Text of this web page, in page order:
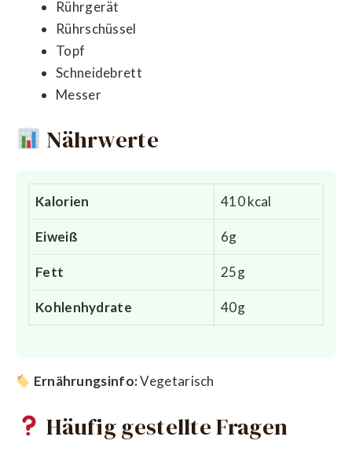
Rührgerät
Rührschüssel
Topf
Schneidebrett
Messer
Nährwerte
Kalorien 410 kcal
Eiweiß 6g
Fett 25g
Kohlenhydrate 40g
Ernährungsinfo:Vegetarisch
Häufig gestellte Fragen